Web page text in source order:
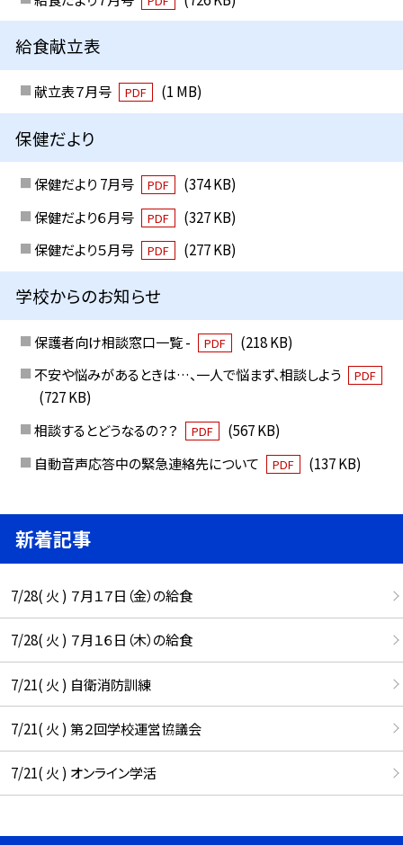
給食献立表
献立表７月号 PDF (1 MB)
保健だより
保健だより 7月号 PDF
(374 KB)
保健だより６月号
PDF
(327 KB)
保健だより５月号
PDF (277 KB)
学校からのお知らせ
保護者向け相談窓口一覧 - PDF
(218 KB)
不安や悩みがあるときは…、一人で悩まず、相談しよう
PDF
(727 KB)
相談するとどうなるの？？
PDF
(567 KB)
自動音声応答中の緊急連絡先について
PDF (137 KB)
新着記事
7/28( 火 ) ７月１７日（金）の給食
7/28( 火 ) ７月１６日（木）の給食
7/21( 火 ) 自衛消防訓練
7/21( 火 ) 第２回学校運営協議会
7/21( 火 ) オンライン学活